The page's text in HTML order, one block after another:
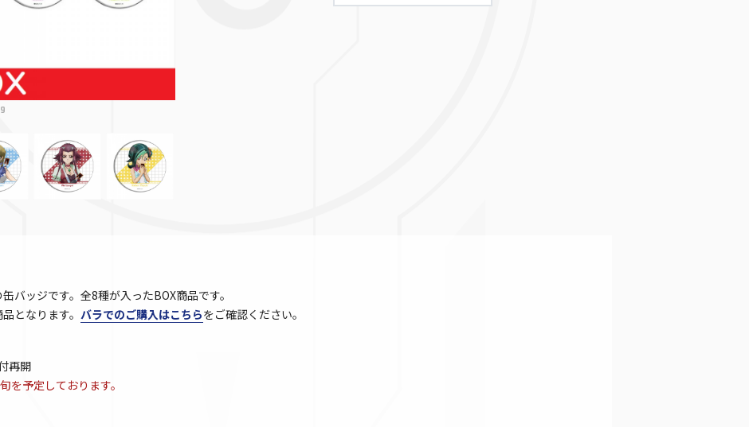
9
バッジです。全8種が入ったBOX商品です。
となります。 バラでのご購入はこちらをご確認ください。
再開
予定しております。